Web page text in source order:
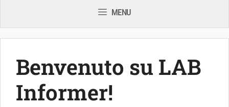
MENU
Benvenuto su LAB
Informer!